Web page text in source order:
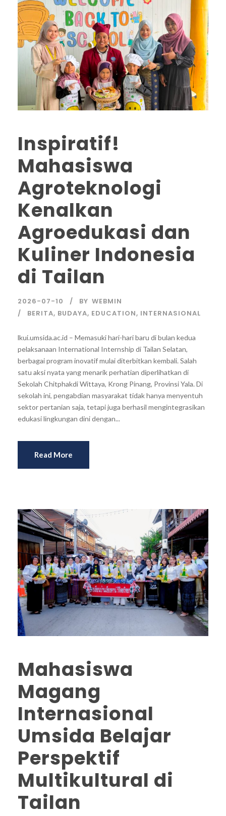
Inspiratif!
Mahasiswa
Agroteknologi
Kenalkan
Agroedukasi dan
Kuliner Indonesia
di Tailan
2026-07-10 BY WEBMIN
BERITA, BUDAYA, EDUCATION, INTERNASIONAL
lkui.umsida.ac.id – Memasuki hari-hari baru di bulan kedua
pelaksanaan International Internship di Tailan Selatan,
berbagai program inovatif mulai diterbitkan kembali. Salah
satu aksi nyata yang menarik perhatian diperlihatkan di
Sekolah Chitphakdi Wittaya, Krong Pinang, Provinsi Yala. Di
sekolah ini, pengabdian masyarakat tidak hanya menyentuh
sektor pertanian saja, tetapi juga berhasil mengintegrasikan
edukasi lingkungan dini dengan...
Read More
Mahasiswa
Magang
Internasional
Umsida Belajar
Perspektif
Multikultural di
Tailan